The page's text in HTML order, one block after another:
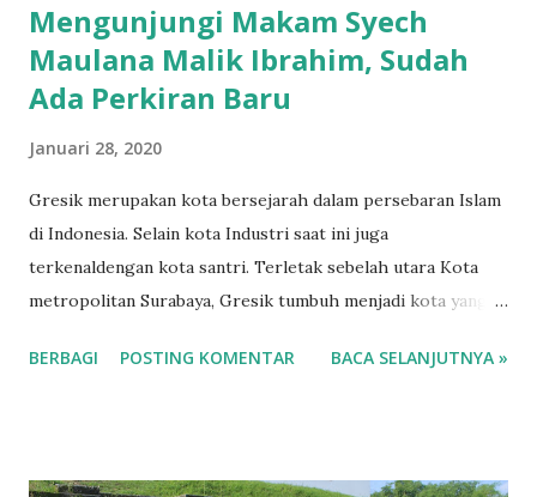
Mengunjungi Makam Syech
Maulana Malik Ibrahim, Sudah
Ada Perkiran Baru
Januari 28, 2020
Gresik merupakan kota bersejarah dalam persebaran Islam
di Indonesia. Selain kota Industri saat ini juga
terkenaldengan kota santri. Terletak sebelah utara Kota
metropolitan Surabaya, Gresik tumbuh menjadi kota yang
tentu kita tidak boleh melupakan sejarah. Di Gresik ada dua
BERBAGI POSTING KOMENTAR BACA SELANJUTNYA »